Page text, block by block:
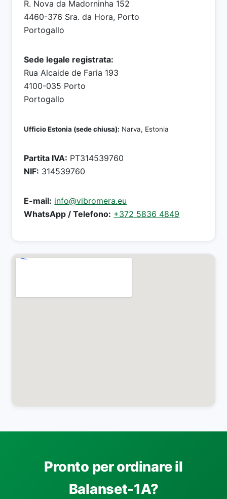
R. Nova da Madorninha 152
4460-376 Sra. da Hora, Porto
Portogallo
Sede legale registrata:
Rua Alcaide de Faria 193
4100-035 Porto
Portogallo
Ufficio Estonia (sede chiusa): Narva, Estonia
Partita IVA: PT314539760
NIF: 314539760
E-mail: info@vibromera.eu
WhatsApp / Telefono: +372 5836 4849
Pronto per ordinare il
Balanset-1A?